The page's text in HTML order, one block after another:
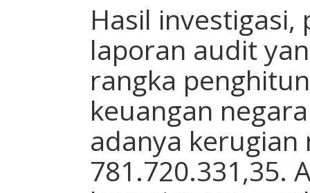
Hasil investigasi,
laporan audit
rangka
keuangan
adanya kerugian
781.720.331,35.